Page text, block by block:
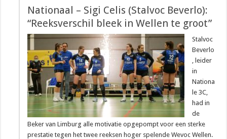
Nationaal – Sigi Celis (Stalvoc Beverlo):
“Reeksverschil bleek in Wellen te groot”
Stalvoc
Beverlo
, leider
in
Nationa
le 3C,
had in
de
Beker van Limburg alle motivatie opgepompt voor een sterke
prestatie tegen het twee reeksen hoger spelende Wevoc Wellen.